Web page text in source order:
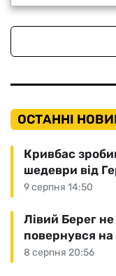
ОСТАННІ
9 серпня 14:50
Кривбас
шедеври від
8 серпня 20:56
Лівий Берег
повернувся